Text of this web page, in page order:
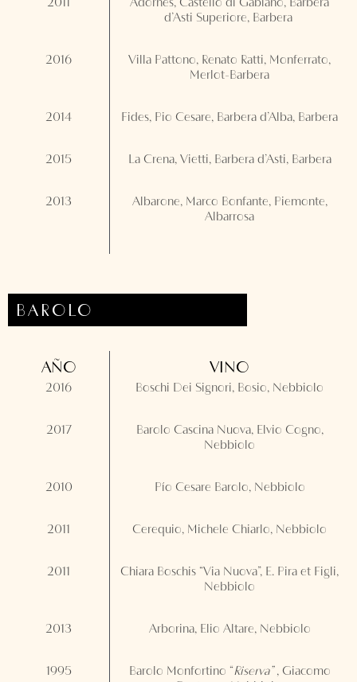
d’Asti Superiore, Barbera
2016
Villa Pattono, Renato Ratti, Monferrato,
Merlot-Barbera
2014 Fides, Pio Cesare, Barbera d’Alba, Barbera
2015 La Crena, Vietti, Barbera d’Asti, Barbera
2013
Albarone, Marco Bonfante, Piemonte,
Albarrosa
BAROLO
AÑO
2016
VINO
Boschi Dei Signori, Bosio, Nebbiolo
2017
Barolo Cascina Nuova, Elvio Cogno,
Nebbiolo
2010 Pío Cesare Barolo, Nebbiolo
2011 Cerequio, Michele Chiarlo, Nebbiolo
2011
Chiara Boschis “Via Nuova”, E. Pira et Figli,
Nebbiolo
2013 Arborina, Elio Altare, Nebbiolo
1995 Barolo Monfortino “Riserva”, Giacomo